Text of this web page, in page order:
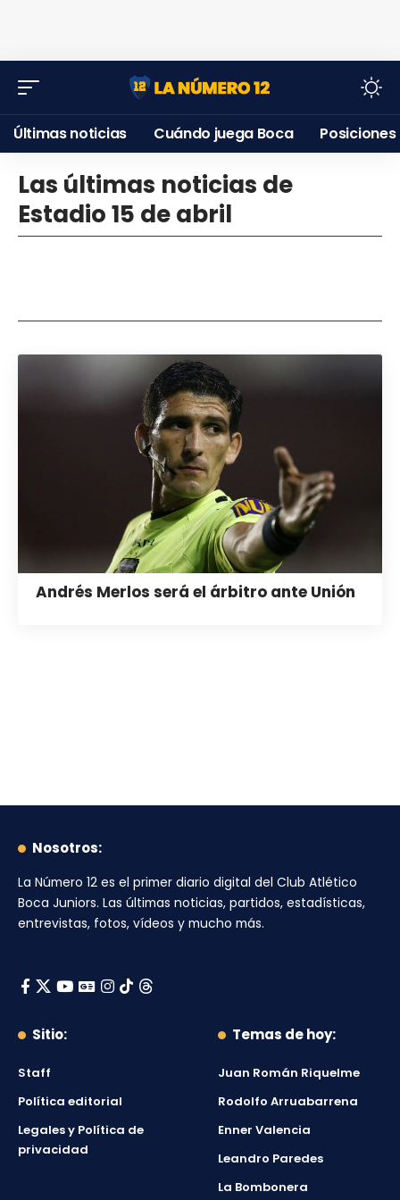
Últimas noticias Cuándo juega Boca Posiciones
Las últimas noticias de
Estadio 15 de abril
Andrés Merlos será el árbitro ante Unión
Nosotros:
La Número 12 es el primer diario digital del Club Atlético
Boca Juniors. Las últimas noticias, partidos, estadísticas,
entrevistas, fotos, vídeos y mucho más.
Sitio:
Staff
Política editorial
Legales y Política de
privacidad
Temas de hoy:
Juan Román Riquelme
Rodolfo Arruabarrena
Enner Valencia
Leandro Paredes
La Bombonera